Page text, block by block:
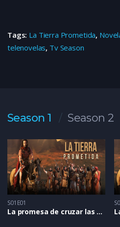
Tags: La Tierra Prometida,
telenovelas, Tv Season
Season 1 Season 2
S01E01
La promesa de cruzar las murallas de Jericó